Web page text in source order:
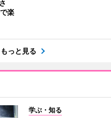
楽
もっと見る
学ぶ・知る